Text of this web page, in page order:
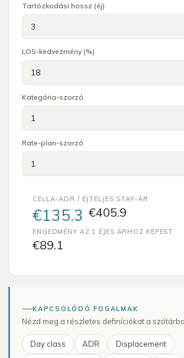
Tartózkodási hossz (éj)
LOS-kedvezmény (%)
Kategória-szorzó
Rate-plan-szorzó
CELLA-ADR / ÉJ
€135.3
TELJES STAY-ÁR
€405.9
ENGEDMÉNY AZ 1 ÉJES ÁRHOZ KÉPEST
€89.1
KAPCSOLÓDÓ FOGALMAK
Nézd meg a részletes definíciókat a
Day class ADR Displacement